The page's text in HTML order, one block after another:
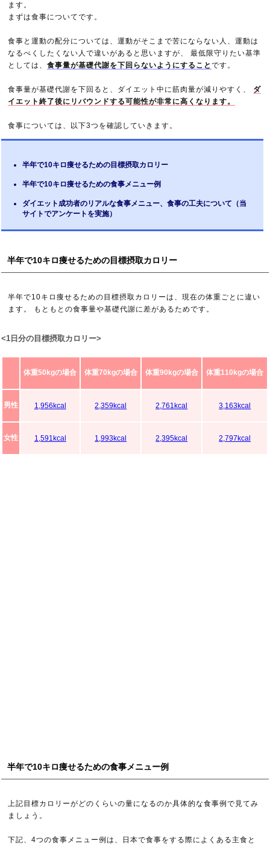
ます。
まずは食事についてです。
食事と運動の配分については、運動がそこまで苦にならない人、運動は
なるべくしたくない人で違いがあると思いますが、 最低限守りたい基準
としては、食事量が基礎代謝を下回らないようにすることです。
食事量が基礎代謝を下回ると、ダイエット中に筋肉量が減りやすく、 ダ
イエット終了後にリバウンドする可能性が非常に高くなります。
食事については、以下3つを確認していきます。
半年で10キロ痩せるための目標摂取カロリー
半年で10キロ痩せるための食事メニュー例
ダイエット成功者のリアルな食事メニュー、食事の工夫について（当
サイトでアンケートを実施）
半年で10キロ痩せるための目標摂取カロリー
半年で10キロ痩せるための目標摂取カロリーは、現在の体重ごとに違い
ます。 もともとの食事量や基礎代謝に差があるためです。
<1日分の目標摂取カロリー>
体重50kgの場合 体重70kgの場合 体重90kgの場合 体重110kgの場合
男性 1,956kcal 2,359kcal 2,761kcal 3,163kcal
女性 1,591kcal 1,993kcal 2,395kcal 2,797kcal
半年で10キロ痩せるための食事メニュー例
上記目標カロリーがどのくらいの量になるのか具体的な食事例で見てみ
ましょう。
下記、4つの食事メニュー例は、日本で食事をする際によくある主食と